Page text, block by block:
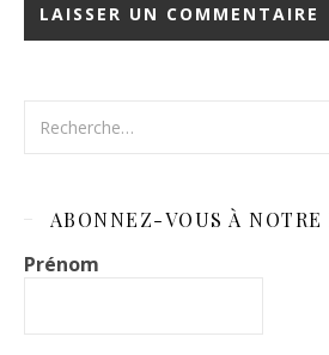
ABONNEZ-VOUS À
Prénom